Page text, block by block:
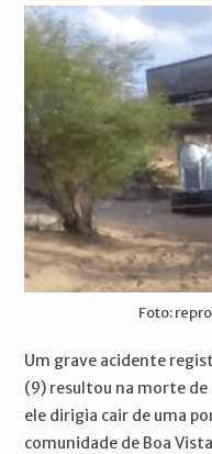
Foto:
Um grave acidente
(9) resultou na morte
ele dirigia cair de uma
comunidade de Boa